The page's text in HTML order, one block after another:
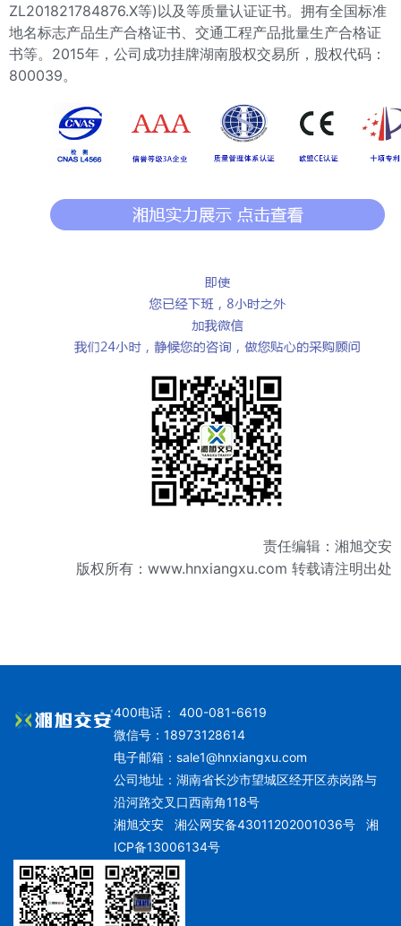
ZL201821784876.X等)以及等质量认证证书。拥有全国标准
地名标志产品生产合格证书、交通工程产品批量生产合格证
书等。2015年，公司成功挂牌湖南股权交易所，股权代码：
800039。
责任编辑：湘旭交安
版权所有： www.hnxiangxu.com 转载请注明出处
400电话： 400-081-6619
微信号：18973128614
电子邮箱： sale1@hnxiangxu.com
公司地址：湖南省长沙市望城区经开区赤岗路与
沿河路交叉口西南角118号
湘旭交安湘公网安备43011202001036号
湘
ICP备13006134号